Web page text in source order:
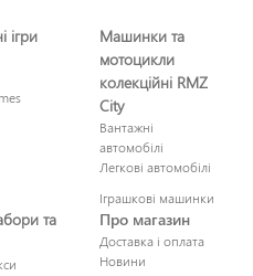
ігри
Машинки та
мотоцикли
колекційні RMZ
City
Вантажні
автомобілі
Легкові автомобілі
Іграшкові машинки
та
Про магазин
Доставка і оплата
Новини